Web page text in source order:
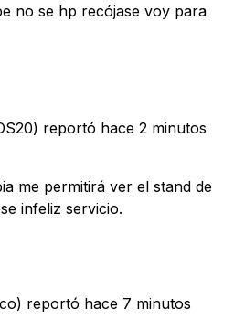
no se hp recójase voy para
reportó hace 2 minutos
me permitirá ver el stand de
infeliz servicio.
reportó hace 7 minutos